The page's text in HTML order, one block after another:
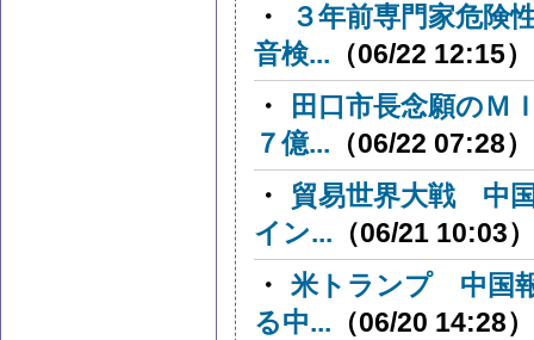
・
３年前専門家危険
音検... （06/22 12:15）
・
田口市長念願のＭ
７億... （06/22 07:28）
・
貿易世界大戦 中
イン... （06/21 10:03）
・ 米トランプ 中国
る中... （06/20 14:28）